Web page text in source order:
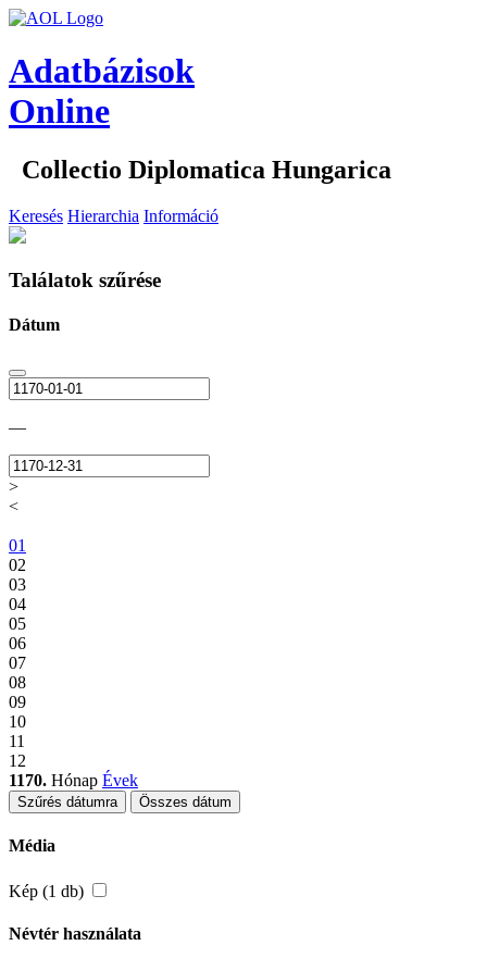
Adatbázisok
Online
Collectio Diplomatica Hungarica
Keresés Hierarchia Információ
Találatok szűrése
Dátum
—
>
<
01
02
03
04
05
06
07
08
09
10
11
12
1170. Hónap Évek
Szűrés dátumra Összes dátum
Média
Kép (1 db)
Névtér használata